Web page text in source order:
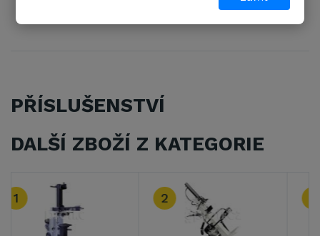
Možnost přídavného hydraulického navijáku!
PŘÍSLUŠENSTVÍ
DALŠÍ ZBOŽÍ Z KATEGORIE